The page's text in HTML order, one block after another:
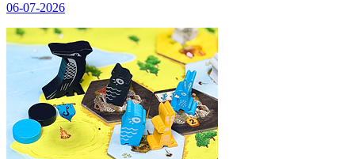
06-07-2026